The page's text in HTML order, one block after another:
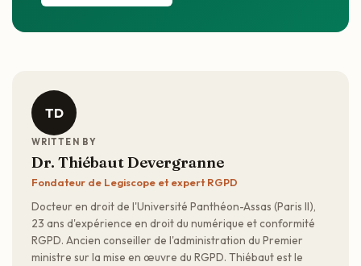
TD
WRITTEN BY
Dr. Thiébaut Devergranne
Fondateur de Legiscope et expert RGPD
Docteur en droit de l'Université Panthéon-Assas (Paris II),
23 ans d'expérience en droit du numérique et conformité
RGPD. Ancien conseiller de l'administration du Premier
ministre sur la mise en œuvre du RGPD. Thiébaut est le